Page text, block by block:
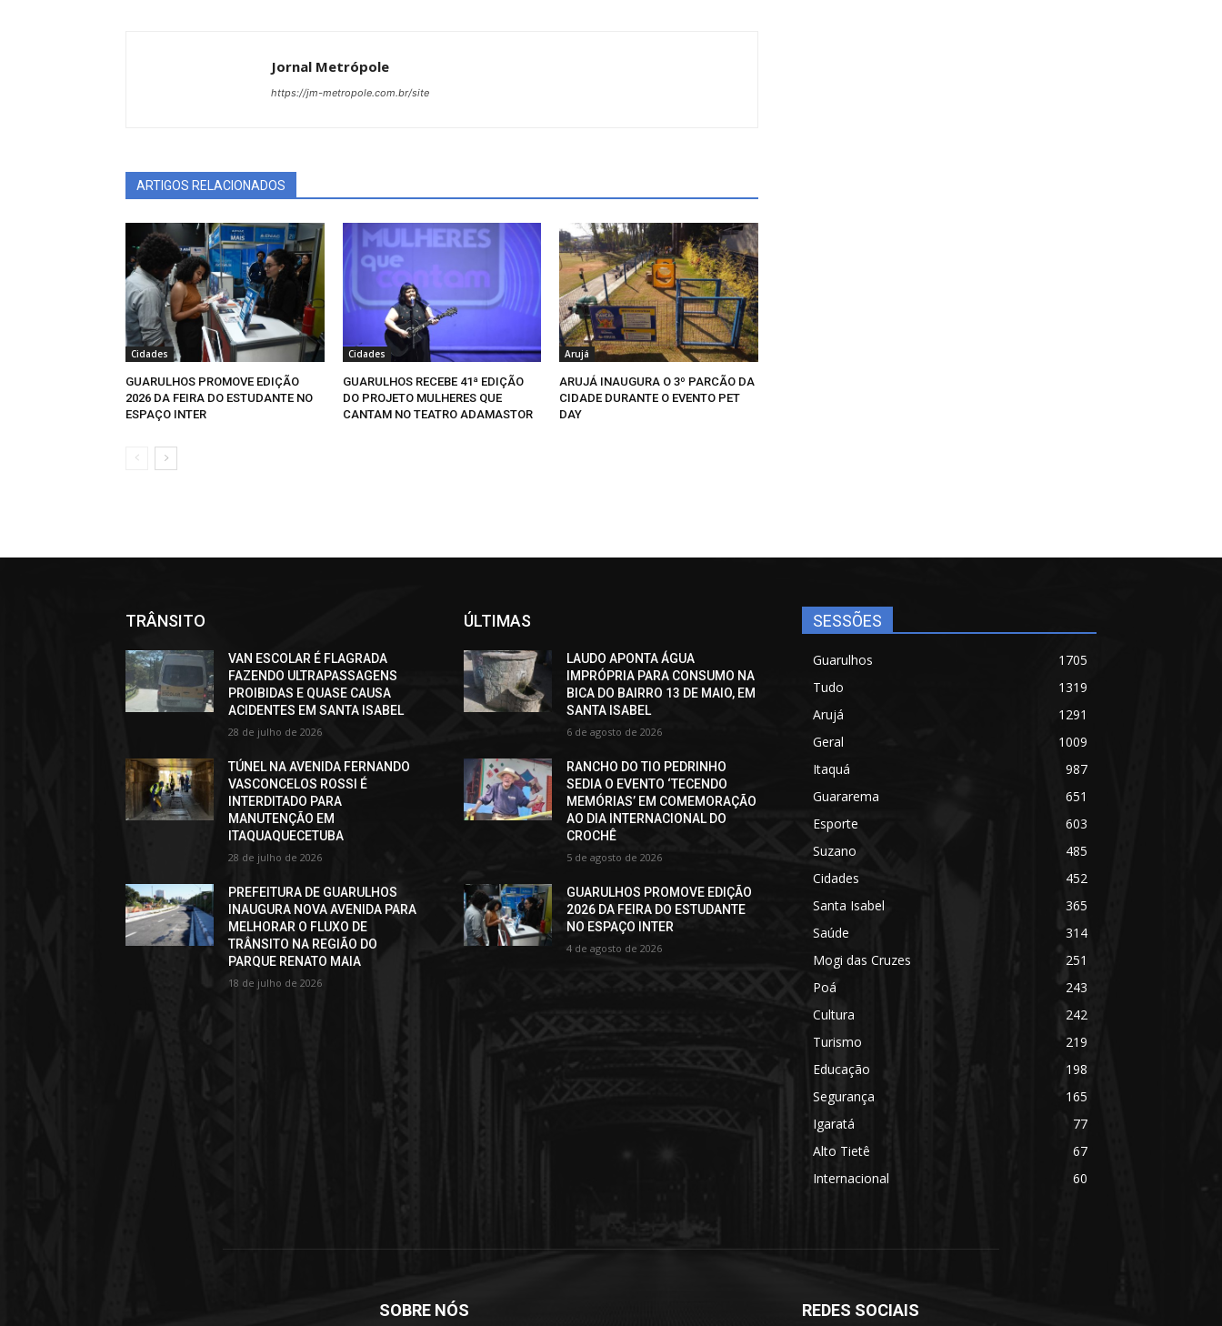
Jornal Metrópole
https://jm-metropole.com.br/site
ARTIGOS RELACIONADOS
Cidades
GUARULHOS PROMOVE EDIÇÃO
2026 DA FEIRA DO ESTUDANTE NO
ESPAÇO INTER
Cidades
GUARULHOS RECEBE 41ª EDIÇÃO
DO PROJETO MULHERES QUE
CANTAM NO TEATRO ADAMASTOR
Arujá
ARUJÁ INAUGURA O 3º PARCÃO DA
CIDADE DURANTE O EVENTO PET
DAY
TRÂNSITO
VAN ESCOLAR É FLAGRADA
FAZENDO ULTRAPASSAGENS
PROIBIDAS E QUASE CAUSA
ACIDENTES EM SANTA ISABEL
28 de julho de 2026
TÚNEL NA AVENIDA FERNANDO
VASCONCELOS ROSSI É
INTERDITADO PARA
MANUTENÇÃO EM
ITAQUAQUECETUBA
28 de julho de 2026
PREFEITURA DE GUARULHOS
INAUGURA NOVA AVENIDA PARA
MELHORAR O FLUXO DE
TRÂNSITO NA REGIÃO DO
PARQUE RENATO MAIA
18 de julho de 2026
ÚLTIMAS
LAUDO APONTA ÁGUA
IMPRÓPRIA PARA CONSUMO NA
BICA DO BAIRRO 13 DE MAIO, EM
SANTA ISABEL
6 de agosto de 2026
RANCHO DO TIO PEDRINHO
SEDIA O EVENTO ‘TECENDO
MEMÓRIAS’ EM COMEMORAÇÃO
AO DIA INTERNACIONAL DO
CROCHÊ
5 de agosto de 2026
GUARULHOS PROMOVE EDIÇÃO
2026 DA FEIRA DO ESTUDANTE
NO ESPAÇO INTER
4 de agosto de 2026
SESSÕES
Guarulhos
1705
Tudo
1319
Arujá
1291
Geral
1009
Itaquá
987
Guararema
651
Esporte
603
Suzano
485
Cidades
452
Santa Isabel
365
Saúde
314
Mogi das Cruzes
251
Poá
243
Cultura
242
Turismo
219
Educação
198
Segurança
165
Igaratá
77
Alto Tietê
67
Internacional
60
SOBRE NÓS REDES SOCIAIS